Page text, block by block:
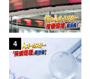
4